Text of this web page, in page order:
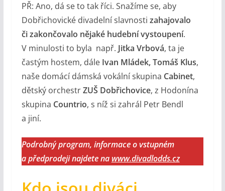
PŘ: Ano, dá se to tak říci. Snažíme se, aby
Dobřichovické divadelní slavnosti zahajovalo
či zakončovalo nějaké hudební vystoupení.
V minulosti to byla např. Jitka Vrbová, ta je
častým hostem, dále Ivan Mládek, Tomáš Klus,
naše domácí dámská vokální skupina Cabinet,
dětský orchestrZUŠ Dobřichovice, z Hodonína
skupina Countrio, s níž si zahrál Petr Bendl
a jiní.
Podrobný program, informace o vstupném
a předprodeji najdete na www.divadlodds.cz